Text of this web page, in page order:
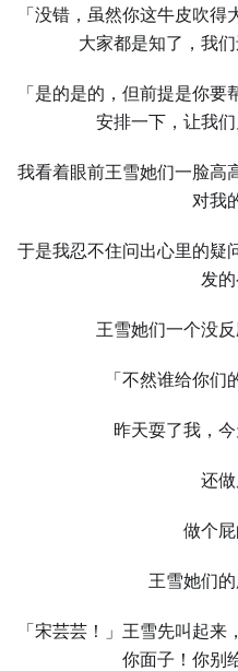
「没错，虽然你这牛皮吹
大家都是知了，我
「是的是的，但前提是你
安排一下，让我们
我看着眼前王雪她们一脸高
对我
于是我忍不住问出心里的疑
发的
王雪她们一个没反
「不然谁给你们
昨天耍了我，今
还做
做个屁
王雪她们的
「宋芸芸！」王雪先叫起
你面子！你别